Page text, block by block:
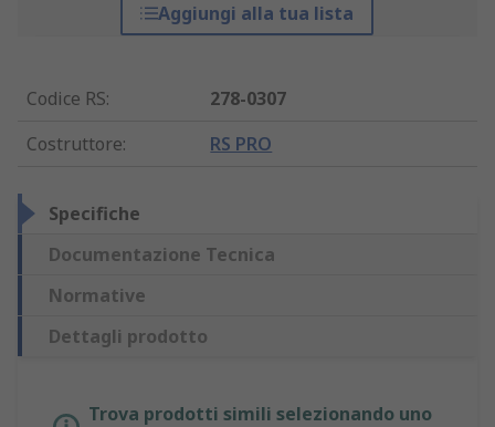
Aggiungi alla tua lista
Codice RS:
278-0307
Costruttore: RS PRO
Specifiche
Documentazione Tecnica
Normative
Dettagli prodotto
Trova prodotti simili selezionando uno